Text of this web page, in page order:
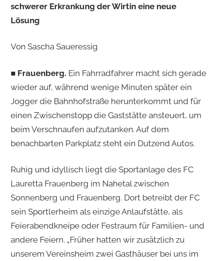
schwerer Erkrankung der Wirtin eine neue
Lösung
Von Sascha Saueressig
■Frauenberg. Ein Fahrradfahrer macht sich gerade
wieder auf, während wenige Minuten später ein
Jogger die Bahnhofstraße herunterkommt und für
einen Zwischenstopp die Gaststätte ansteuert, um
beim Verschnaufen aufzutanken. Auf dem
benachbarten Parkplatz steht ein Dutzend Autos.
Ruhig und idyllisch liegt die Sportanlage des FC
Lauretta Frauenberg im Nahetal zwischen
Sonnenberg und Frauenberg. Dort betreibt der FC
sein Sportlerheim als einzige Anlaufstätte, als
Feierabendkneipe oder Festraum für Familien- und
andere Feiern. „Früher hatten wir zusätzlich zu
unserem Vereinsheim zwei Gasthäuser bei uns im